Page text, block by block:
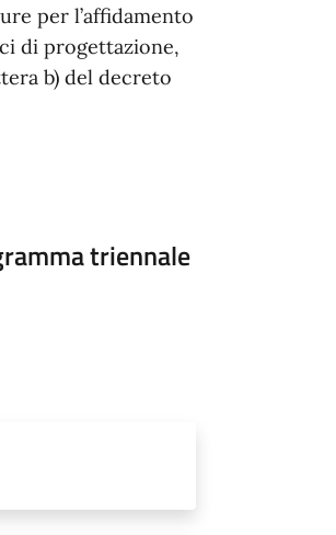
per l’affidamento
di progettazione,
b) del decreto
triennale